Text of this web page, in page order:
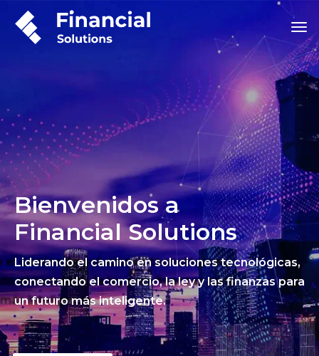
Bienvenidos a
Financial Solutions
Liderando el camino en soluciones tecnológicas,
conectando el comercio, la ley y las finanzas para
un futuro más inteligente.